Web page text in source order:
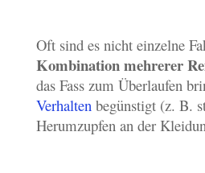
Oft sind es nicht einzelne
Kombination mehrerer
das Fass zum Überlaufen
Verhalten begünstigt (z. B.
Herumzupfen an der